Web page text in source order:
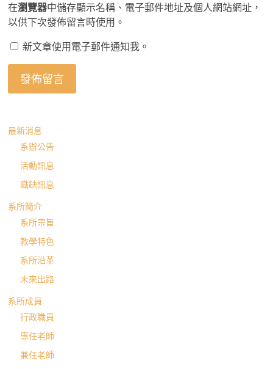
在瀏覽器中儲存顯示名稱、電子郵件地址及個人網站網址，
以供下次發佈留言時使用。
新文章使用電子郵件通知我。
最新消息
系辦公告
活動訊息
職缺訊息
系所簡介
系所宗旨
教學特色
系所沿革
未來出路
系所成員
行政職員
專任老師
兼任老師